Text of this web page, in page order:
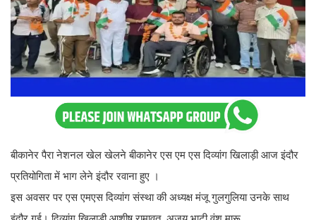
बीकानेर पैरा नेशनल खेल खेलने बीकानेर एस एम एस दिव्यांग खिलाड़ी आज इंदौर
प्रतियोगिता में भाग लेने इंदौर रवाना हुए ।
इस अवसर पर एस एमएस दिव्यांग संस्था की अध्यक्ष मंजू गुलगुलिया उनके साथ